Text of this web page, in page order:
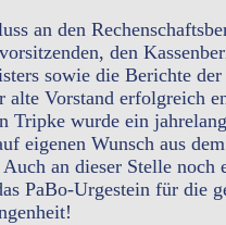
an den
den
sowie die Berichte
alte Vorstand erfolgreich
Tripke wurde ein
eigenen Wunsch aus
Auch an dieser Stelle noch
PaBo-Urgestein für die